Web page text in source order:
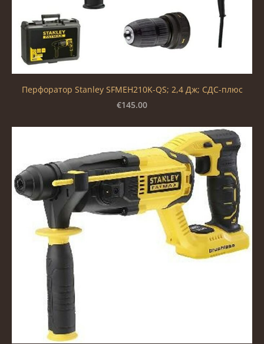
Перфоратор Stanley SFMEH210K-QS; 2,4 Дж; СДС-плюс
€145.00